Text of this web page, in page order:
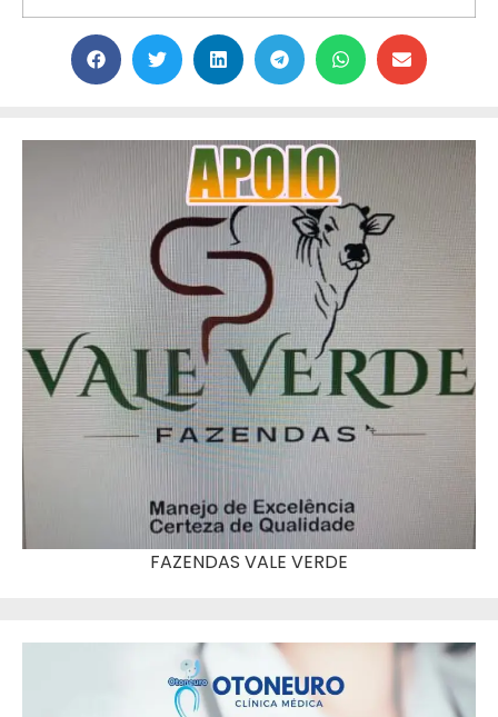
FAZENDAS VALE VERDE